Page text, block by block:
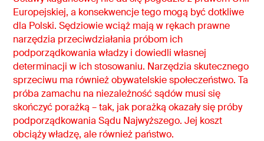
Europejskiej, a konsekwencje tego mogą być dotkliwe
dla Polski. Sędziowie wciąż mają w rękach prawne
narzędzia przeciwdziałania próbom ich
podporządkowania władzy i dowiedli własnej
determinacji w ich stosowaniu. Narzędzia skutecznego
sprzeciwu ma również obywatelskie społeczeństwo. Ta
próba zamachu na niezależność sądów musi się
skończyć porażką – tak, jak porażką okazały się próby
podporządkowania Sądu Najwyższego. Jej koszt
obciąży władzę, ale również państwo.